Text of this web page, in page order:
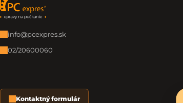
Zápätie
info@pcexpres.sk
02/20600060
Kontaktný formulár